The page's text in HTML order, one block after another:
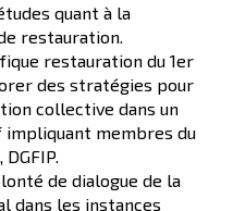
quant à la
restauration.
restauration du 1er
des stratégies pour
collective dans un
membres du
de dialogue de la
dans les instances